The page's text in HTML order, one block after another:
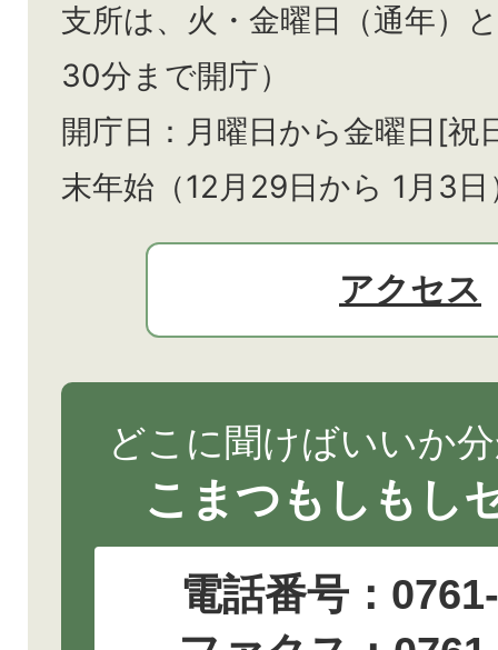
支所は、火・金曜日（通年）と
30分まで開庁）
開庁日：月曜日から金曜日[祝
末年始（12月29日から 1月3
アクセス
どこに聞けばいいか
こまつもしもし
電話番号：